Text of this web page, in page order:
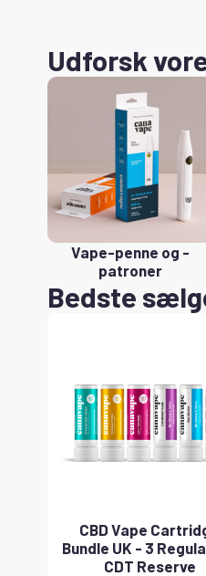
Udforsk
Vape-penne og -
patroner
Bedste
CBD Vape
Bundle UK - 3
CDT Reserve